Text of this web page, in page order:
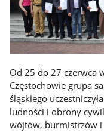
Od 25 do 27 czerwca
Częstochowie grupa
śląskiego
ludności i obrony
wójtów, burmistrzów